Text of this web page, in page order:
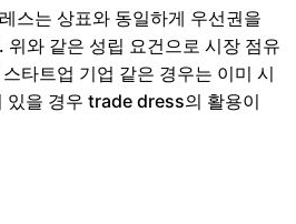
스는 상표와 동일하게 우선권을
위와 같은 성립 요건으로 시장 점유
타트업 기업 같은 경우는 이미 시
있을 경우 trade dress의 활용이